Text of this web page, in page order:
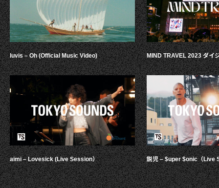
luvis – Oh (Official Music Video)
aimi – Lovesick (Live Session）
MIND TRAVEL 2023 ダイ
鋭児 – $uper $onic（Live